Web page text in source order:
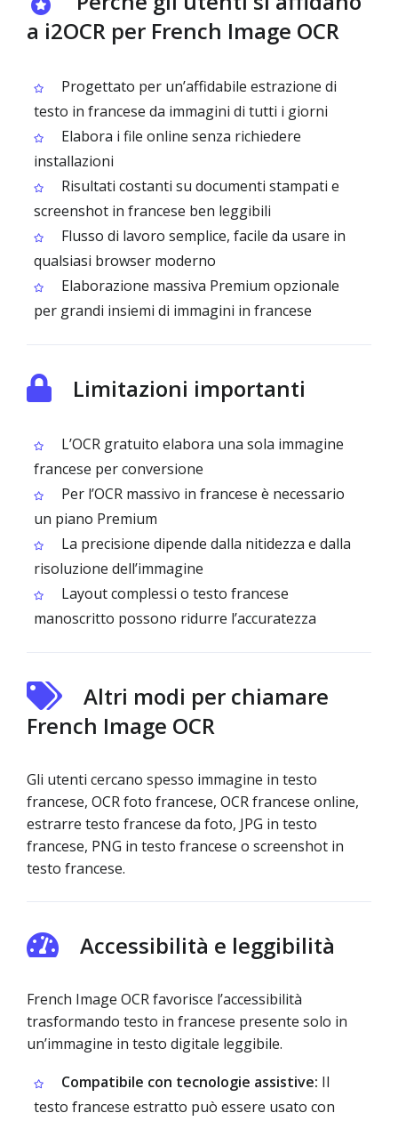
a i2OCR per French Image OCR
Progettato per un’affidabile estrazione di
testo in francese da immagini di tutti i giorni
Elabora i file online senza richiedere
installazioni
Risultati costanti su documenti stampati e
screenshot in francese ben leggibili
Flusso di lavoro semplice, facile da usare in
qualsiasi browser moderno
Elaborazione massiva Premium opzionale
per grandi insiemi di immagini in francese
Limitazioni importanti
L’OCR gratuito elabora una sola immagine
francese per conversione
Per l’OCR massivo in francese è necessario
un piano Premium
La precisione dipende dalla nitidezza e dalla
risoluzione dell’immagine
Layout complessi o testo francese
manoscritto possono ridurre l’accuratezza
Altri modi per chiamare
French Image OCR
Gli utenti cercano spesso immagine in testo
francese, OCR foto francese, OCR francese online,
estrarre testo francese da foto, JPG in testo
francese, PNG in testo francese o screenshot in
testo francese.
Accessibilità e leggibilità
French Image OCR favorisce l’accessibilità
trasformando testo in francese presente solo in
un’immagine in testo digitale leggibile.
Compatibile con tecnologie assistive: Il
testo francese estratto può essere usato con